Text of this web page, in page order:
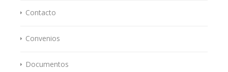
Contacto
Convenios
Documentos